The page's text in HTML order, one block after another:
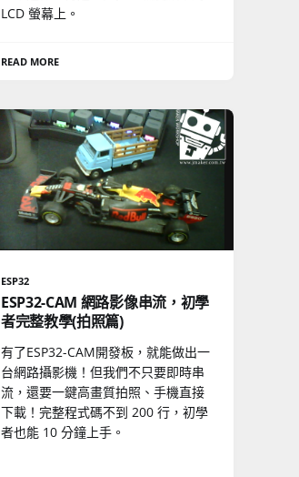
LCD 螢幕上。
READ MORE
ESP32
ESP32-CAM 網路影像串流，初學
者完整教學(拍照篇)
有了ESP32-CAM開發板，就能做出一
台網路攝影機！但我們不只要即時串
流，還要一鍵高畫質拍照、手機直接
下載！完整程式碼不到 200 行，初學
者也能 10 分鐘上手。